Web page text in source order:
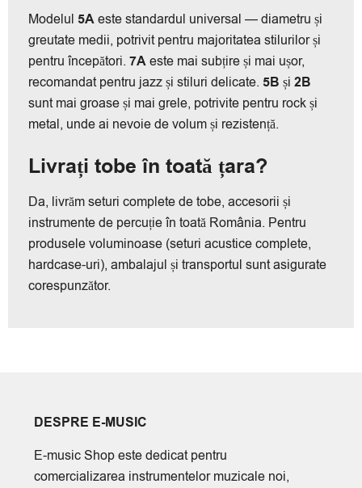
Modelul 5Aeste standardul universal — diametru și
greutate medii, potrivit pentru majoritatea stilurilor și
pentru începători. 7Aeste mai subțire și mai ușor,
recomandat pentru jazz și stiluri delicate. 5B și 2B
sunt mai groase și mai grele, potrivite pentru rock și
metal, unde ai nevoie de volum și rezistență.
Livrați tobe în toată țara?
Da, livrăm seturi complete de tobe, accesorii și
instrumente de percuție în toată România. Pentru
produsele voluminoase (seturi acustice complete,
hardcase-uri), ambalajul și transportul sunt asigurate
corespunzător.
DESPRE E-MUSIC
E-music Shop este dedicat pentru
comercializarea instrumentelor muzicale noi,